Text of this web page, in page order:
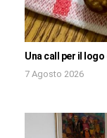
Una call per il
7 Agosto 2026